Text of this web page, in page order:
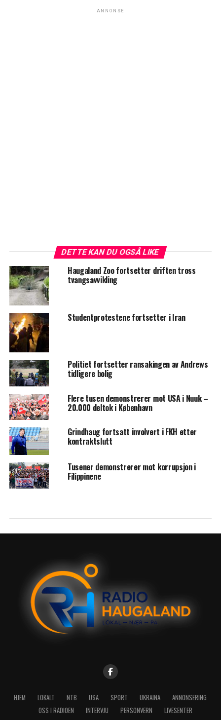
ANNONSE
DETTE KAN DU OGSÅ LIKE
Haugaland Zoo fortsetter driften tross
tvangsavvikling
Studentprotestene fortsetter i Iran
Politiet fortsetter ransakingen av Andrews
tidligere bolig
Flere tusen demonstrerer mot USA i Nuuk –
20.000 deltok i København
Grindhaug fortsatt involvert i FKH etter
kontraktslutt
Tusener demonstrerer mot korrupsjon i
Filippinene
HJEM LOKALT NTB USA SPORT UKRAINA
ANNONSERING
OSS I RADIOEN
INTERVJU PERSONVERN LIVESENTER